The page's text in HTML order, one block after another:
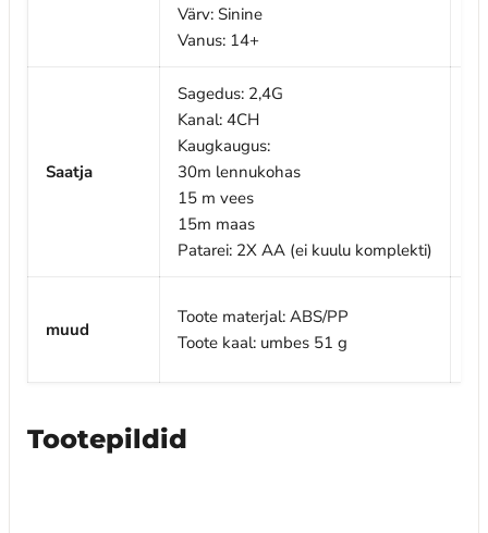
Värv: Sinine
Vanus: 14+
Saatja
Sagedus: 2,4G
Kanal: 4CH
Kaugkaugus:
30m lennukohas
15 m vees
15m maas
Patarei: 2X AA (ei kuulu komplekti)
muud
Toote materjal: ABS/PP
Toote kaal: umbes 51 g
Tootepildid